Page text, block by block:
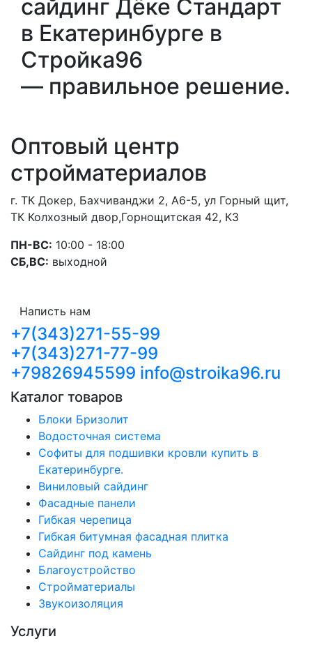
сайдинг Дёке Стандарт
в Екатеринбурге в
Стройка96
— правильное решение.
Оптовый центр
стройматериалов
г. ТК Докер, Бахчиванджи 2, А6-5, ул Горный щит,
ТК Колхозный двор,Горнощитская 42, К3
ПН-ВС: 10:00 - 18:00
СБ,ВС: выходной
Написть нам
+7(343)271-55-99
+7(343)271-77-99
+79826945599 info@stroika96.ru
Каталог товаров
Блоки Бризолит
Водосточная система
Софиты для подшивки кровли купить в
Екатеринбурге.
Виниловый сайдинг
Фасадные панели
Гибкая черепица
Гибкая битумная фасадная плитка
Сайдинг под камень
Благоустройство
Стройматериалы
Звукоизоляция
Услуги